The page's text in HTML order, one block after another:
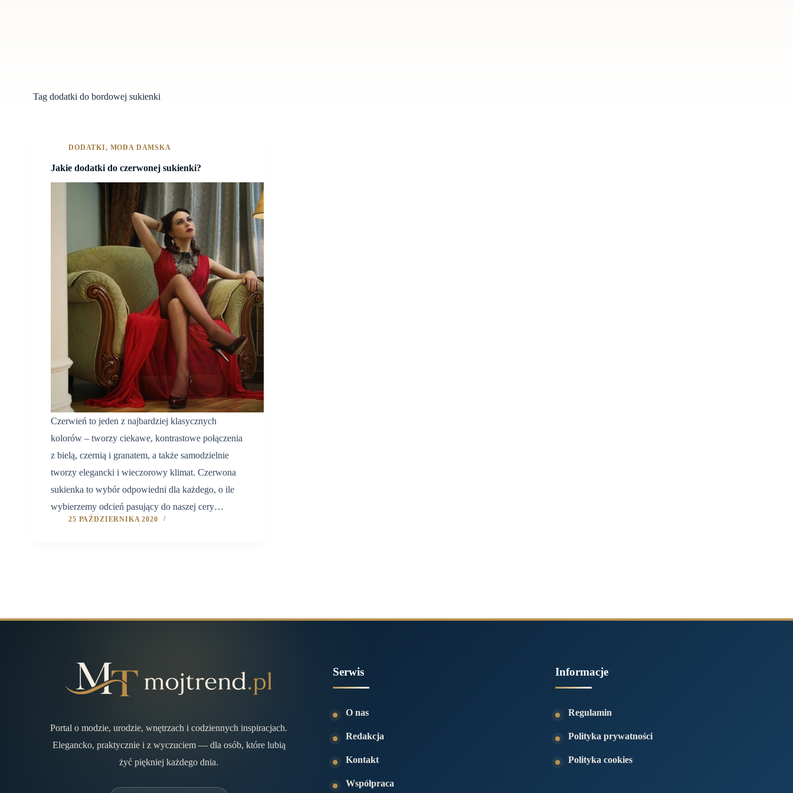
Tag dodatki do bordowej sukienki
DODATKI, MODA DAMSKA
Jakie dodatki do czerwonej sukienki?
Czerwień to jeden z najbardziej klasycznych
kolorów – tworzy ciekawe, kontrastowe połączenia
z bielą, czernią i granatem, a także samodzielnie
tworzy elegancki i wieczorowy klimat. Czerwona
sukienka to wybór odpowiedni dla każdego, o ile
wybierzemy odcień pasujący do naszej cery…
25 PAŹDZIERNIKA 2020
Portal o modzie, urodzie, wnętrzach i codziennych inspiracjach.
Elegancko, praktycznie i z wyczuciem — dla osób, które lubią
żyć piękniej każdego dnia.
Serwis
O nas
Redakcja
Kontakt
Współpraca
Informacje
Regulamin
Polityka prywatności
Polityka cookies